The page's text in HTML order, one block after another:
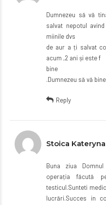
Dumnezeu să vă
salvat nepotul
miinile dvs
de aur a ți salvat
acum ,2 ani și este f
bine
.Dumnezeu să vă
Reply
Stoica Kateryna
Buna ziua
operația făcută
testicul.Sunteti
lucrări.Succes in